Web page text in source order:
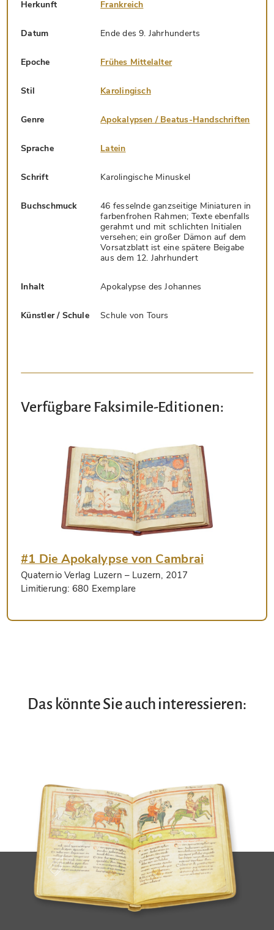
Herkunft Frankreich
Datum Ende des 9. Jahrhunderts
Epoche Frühes Mittelalter
Stil Karolingisch
Genre Apokalypsen / Beatus-Handschriften
Sprache Latein
Schrift Karolingische Minuskel
Buchschmuck
46 fesselnde ganzseitige Miniaturen in
farbenfrohen Rahmen; Texte ebenfalls
gerahmt und mit schlichten Initialen
versehen; ein großer Dämon auf dem
Vorsatzblatt ist eine spätere Beigabe
aus dem 12. Jahrhundert
Inhalt Apokalypse des Johannes
Künstler / Schule Schule von Tours
Verfügbare Faksimile-Editionen:
#1 Die Apokalypse von Cambrai
Quaternio Verlag Luzern – Luzern, 2017
Limitierung: 680 Exemplare
Das könnte Sie auch interessieren: